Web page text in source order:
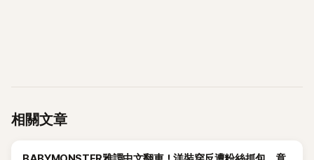
相關文章
K-POP